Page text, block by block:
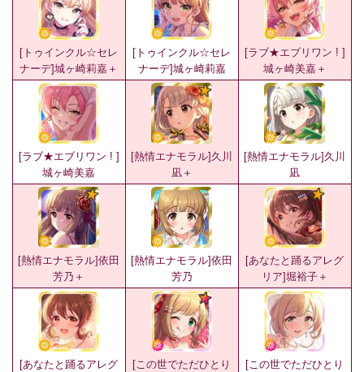
[トゥインクル☆セレ
ナーデ]城ヶ崎莉嘉＋
[トゥインクル☆セレ
ナーデ]城ヶ崎莉嘉
[ラブ★エブリワン ! ]
城ヶ崎美嘉＋
[ラブ★エブリワン ! ]
城ヶ崎美嘉
[熱情エナモラル]久川
凪＋
[熱情エナモラル]久川
凪
[熱情エナモラル]依田
芳乃＋
[熱情エナモラル]依田
芳乃
[あなたと踊るアレグ
リア]堀裕子＋
[あなたと踊るアレグ
[この世でただひとり
[この世でただひとり